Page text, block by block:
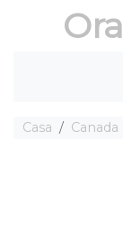
Casa Canada